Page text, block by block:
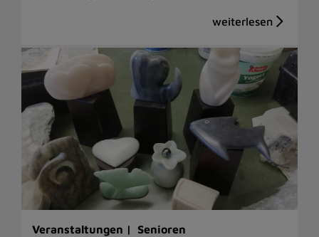
Veranstaltungen | Senioren